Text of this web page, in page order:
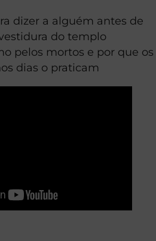
dizer a alguém antes de
do templo
pelos mortos e por que os
dias o praticam